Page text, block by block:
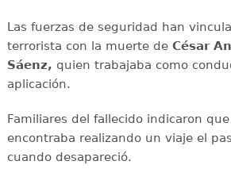
Las fuerzas de seguridad han
terrorista con la muerte de César
Sáenz, quien trabajaba como
aplicación.
Familiares del fallecido indicaron
encontraba realizando un viaje el
cuando desapareció.